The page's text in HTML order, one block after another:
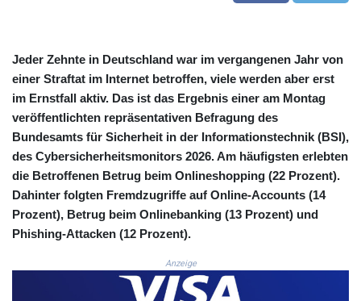
CUC 1.154472
CUP 30.593501
CVE 110.187856
CZK 24.259377
DJF 205.172641
DKK 7.476145
DOP 67.321992
DZD 153.279508
EGP 57.585512
ERN 17.317076
FJD 2.553114
FKP 0.856331
Jeder Zehnte in Deutschland war im vergangenen Jahr von
einer Straftat im Internet betroffen, viele werden aber erst
im Ernstfall aktiv. Das ist das Ergebnis einer am Montag
veröffentlichten repräsentativen Befragung des
Bundesamts für Sicherheit in der Informationstechnik (BSI),
des Cybersicherheitsmonitors 2026. Am häufigsten erlebten
die Betroffenen Betrug beim Onlineshopping (22 Prozent).
Dahinter folgten Fremdzugriffe auf Online-Accounts (14
Prozent), Betrug beim Onlinebanking (13 Prozent) und
Phishing-Attacken (12 Prozent).
Anzeige